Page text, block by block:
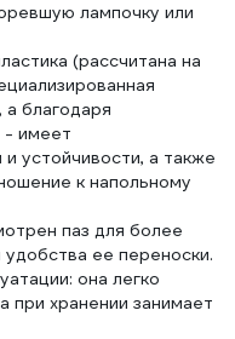
лампочку или
(рассчитана на
благодаря
- имеет
устойчивости, а также
к напольному
паз для более
удобства ее переноски.
она легко
при хранении занимает